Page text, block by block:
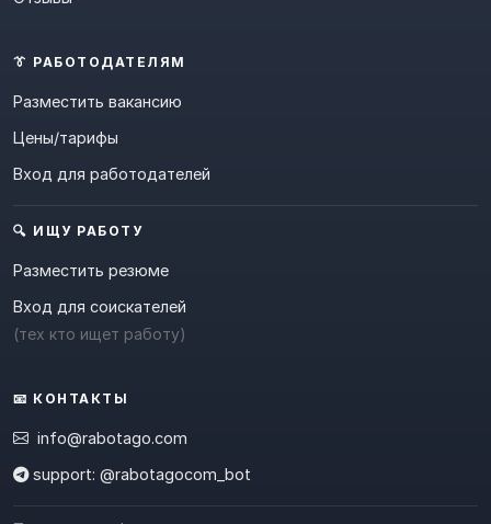
👔 РАБОТОДАТЕЛЯМ
Разместить вакансию
Цены/тарифы
Вход для работодателей
🔍 ИЩУ РАБОТУ
Разместить резюме
Вход для соискателей
(тех кто ищет работу)
📧 КОНТАКТЫ
info@rabotago.com
support: @rabotagocom_bot